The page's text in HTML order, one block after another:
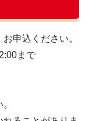
申込ください。
まで